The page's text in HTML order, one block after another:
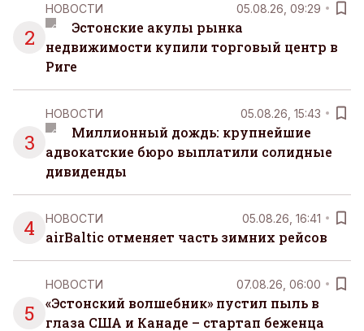
2
НОВОСТИ 05.08.26, 09:29
Эстонские акулы рынка
недвижимости купили торговый центр в
Риге
3
НОВОСТИ 05.08.26, 15:43
Миллионный дождь: крупнейшие
адвокатские бюро выплатили солидные
дивиденды
4 НОВОСТИ 05.08.26, 16:41
airBaltic отменяет часть зимних рейсов
5
НОВОСТИ 07.08.26, 06:00
«Эстонский волшебник» пустил пыль в
глаза США и Канаде – стартап беженца